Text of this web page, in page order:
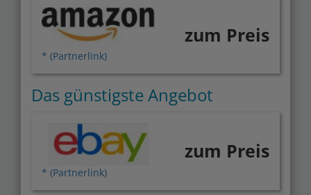
* (Partnerlink)
zum Preis
Das günstigste Angebot
* (Partnerlink)
zum Preis